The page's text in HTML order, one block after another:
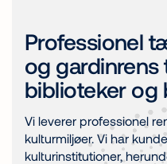
Professionel
og gardinrens
biblioteker og
Vi leverer professionel
kulturmiljøer. Vi har
kulturinstitutioner,